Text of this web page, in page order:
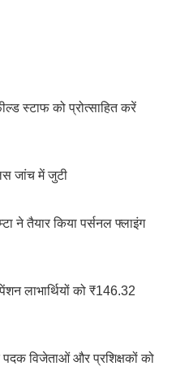
स्टाफ को प्रोत्साहित करें
जांच में जुटी
ने तैयार किया पर्सनल फ्लाइंग
लाभार्थियों को ₹146.32
विजेताओं और प्रशिक्षकों को